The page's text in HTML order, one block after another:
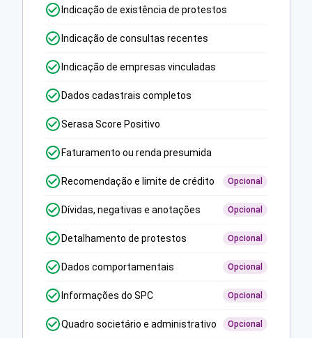
Indicação de existência de protestos
Indicação de consultas recentes
Indicação de empresas vinculadas
Dados cadastrais completos
Serasa Score Positivo
Faturamento ou renda presumida
Recomendação e limite de crédito Opcional
Dívidas, negativas e anotações Opcional
Detalhamento de protestos Opcional
Dados comportamentais Opcional
Informações do SPC Opcional
Quadro societário e administrativo Opcional